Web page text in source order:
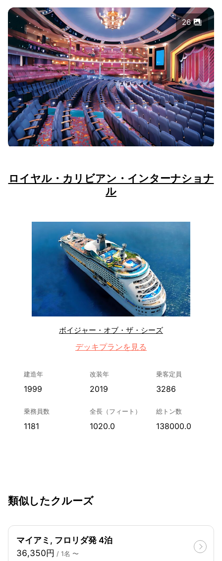
26
ロイヤル・カリビアン・インターナショナ
ル
ボイジャー・オブ・ザ・シーズ
デッキプランを見る
建造年
1999
改装年
2019
乗客定員
3286
乗務員数
1181
全長（フィート）
1020.0
総トン数
138000.0
類似したクルーズ
マイアミ, フロリダ発 4泊
36,350円 / 1名 〜